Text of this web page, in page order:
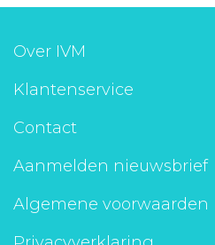
Over IVM
Klantenservice
Contact
Aanmelden nieuwsbrief
Algemene voorwaarden